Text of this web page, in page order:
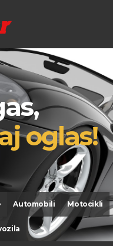
oglas!
Automobili Motocikli